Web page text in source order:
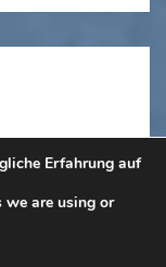
Erfahrung auf
we are using or